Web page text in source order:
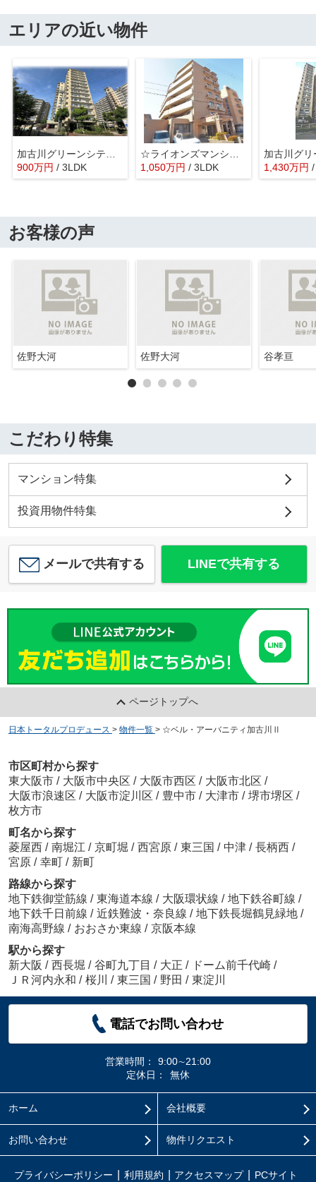
エリアの近い物件
加古川グリーンシティE棟
900万円 / 3LDK
☆ライオンズマンション東加古川
1,050万円 / 3LDK 1,430万円
お客様の声
佐野大河 佐野大河 谷孝亘
こだわり特集
マンション特集
投資用物件特集
メールで共有する LINEで共有する
ページトップへ
日本トータルプロデュース > 物件一覧 > ☆ベル・アーバニティ加古川Ⅱ
市区町村から探す
東大阪市 / 大阪市中央区 / 大阪市西区 / 大阪市北区 /
大阪市浪速区 / 大阪市淀川区 / 豊中市 / 大津市 / 堺市堺区 /
枚方市
町名から探す
菱屋西 / 南堀江 / 京町堀 / 西宮原 / 東三国 / 中津 / 長柄西 /
宮原 / 幸町 / 新町
路線から探す
地下鉄御堂筋線 / 東海道本線 / 大阪環状線 / 地下鉄谷町線 /
地下鉄千日前線 / 近鉄難波・奈良線 / 地下鉄長堀鶴見緑地 /
南海高野線 / おおさか東線 / 京阪本線
駅から探す
新大阪 / 西長堀 / 谷町九丁目 / 大正 / ドーム前千代崎 /
ＪＲ河内永和 / 桜川 / 東三国 / 野田 / 東淀川
電話でお問い合わせ
営業時間：
9:00∼21:00
定休日：
無休
ホーム 会社概要
お問い合わせ 物件リクエスト
プライバシーポリシー 利用規約 アクセスマップ PCサイト